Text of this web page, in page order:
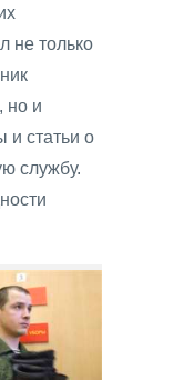
не только
но и
и статьи о
службу.